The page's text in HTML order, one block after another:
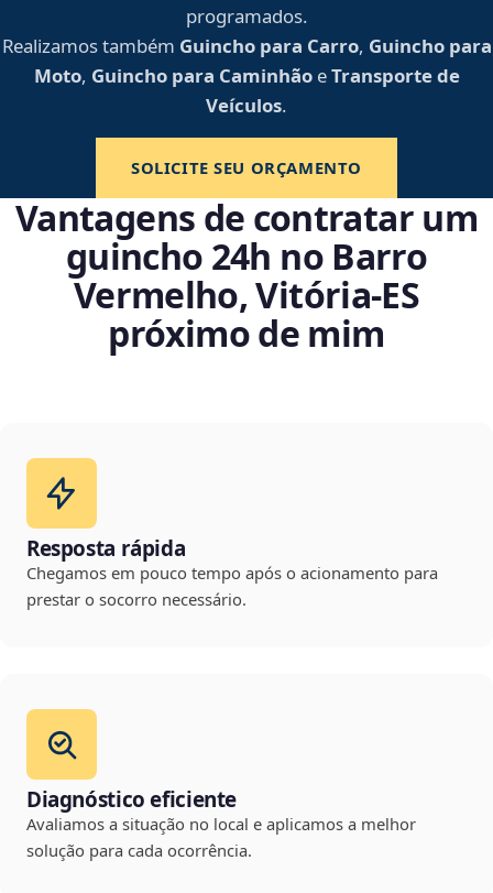
programados.
Realizamos também Guincho para Carro, Guincho para
Moto, Guincho para CaminhãoeTransporte de
Veículos.
SOLICITE SEU ORÇAMENTO
Vantagens de contratar um
guincho 24h no Barro
Vermelho, Vitória‑ES
próximo de mim
Resposta rápida
Chegamos em pouco tempo após o acionamento para
prestar o socorro necessário.
Diagnóstico eficiente
Avaliamos a situação no local e aplicamos a melhor
solução para cada ocorrência.